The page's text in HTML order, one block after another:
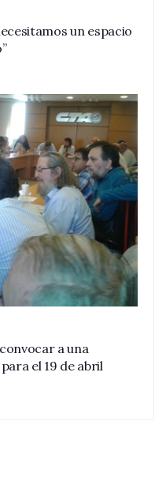
un espacio
a una
el 19 de abril